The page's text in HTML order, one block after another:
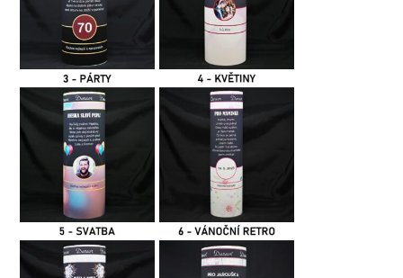
Balíkovna
Zásilkovna
Balíkovna na adresu
EXPRESS Balíkovna na adresu